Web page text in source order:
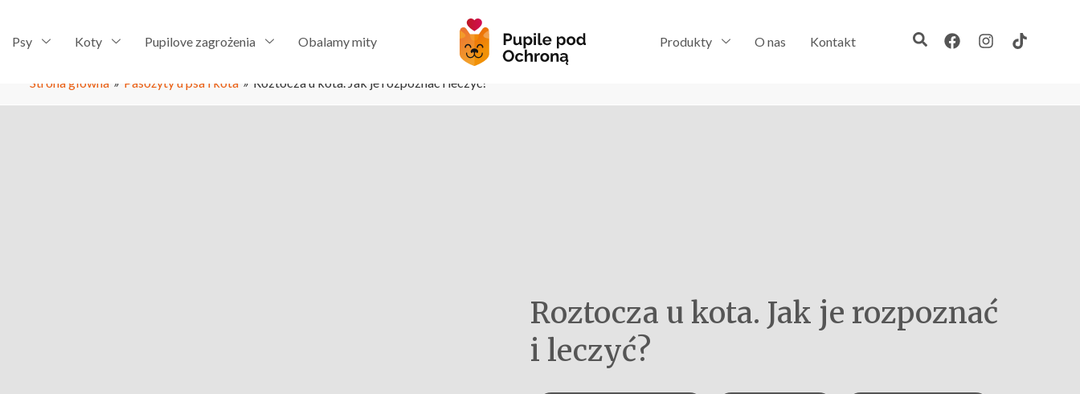
Psy Koty Pupilove zagrożenia Obalamy mity Produkty O nas Kontakt
Strona główna » Pasożyty u psa i kota » Roztocza u kota. Jak je rozpoznać i leczyć?
Roztocza u kota. Jak je rozpoznać
i leczyć?